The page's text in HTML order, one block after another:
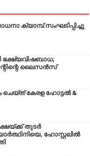
ക്യാമ്പ് സംഘടിപ്പിച്ചു
ഭക്ഷ്യവിഷബാധ;
ലൈസൻസ്
കേരള ഹോട്ടൽ &
തുടർ
ഹോസ്റ്റലിൽ